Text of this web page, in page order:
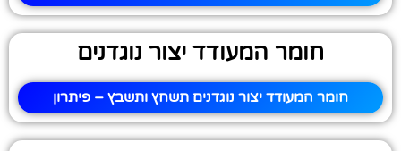
חומר המעודד יצור נוגדנים
חומר המעודד יצור נוגדנים תשחץ ותשבץ – פיתרון